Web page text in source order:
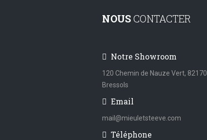
NOUSCONTACTER
Notre Showroom
120 Chemin de Nauze Vert, 82170
Bressols
Email
mail@mieuletsteeve.com
Téléphone